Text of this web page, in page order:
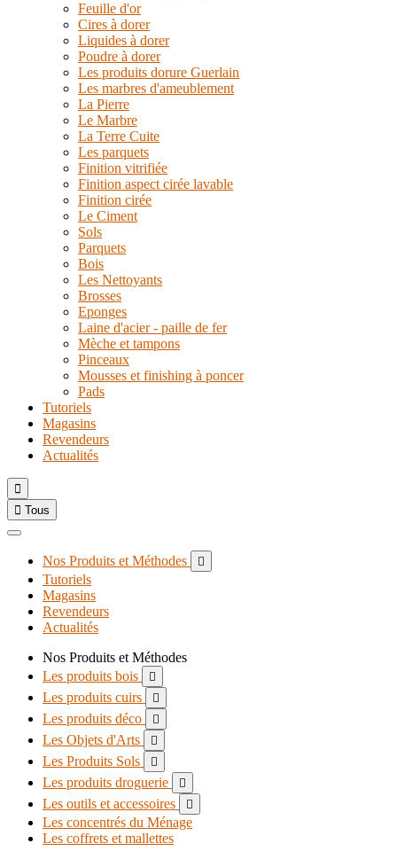
Feuille d'or
Cires à dorer
Liquides à dorer
Poudre à dorer
Les produits dorure Guerlain
Les marbres d'ameublement
La Pierre
Le Marbre
La Terre Cuite
Les parquets
Finition vitrifiée
Finition aspect cirée lavable
Finition cirée
Le Ciment
Sols
Parquets
Bois
Les Nettoyants
Brosses
Eponges
Laine d'acier - paille de fer
Mèche et tampons
Pinceaux
Mousses et finishing à poncer
Pads
Tutoriels
Magasins
Revendeurs
Actualités

 Tous
Nos Produits et Méthodes 
Tutoriels
Magasins
Revendeurs
Actualités
Nos Produits et Méthodes
Les produits bois

Les produits cuirs 
Les produits déco 
Les Objets d'Arts 
Les Produits Sols 
Les produits droguerie 
Les outils et accessoires 
Les concentrés du Ménage
Les coffrets et mallettes